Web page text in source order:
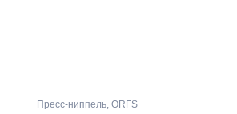
Пресс-ниппель, ORFS